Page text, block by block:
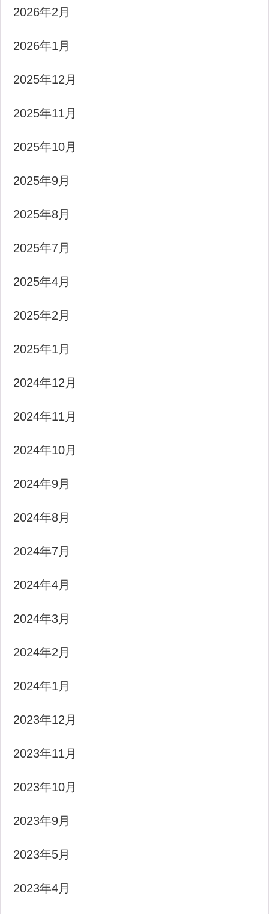
2026年2月
2026年1月
2025年12月
2025年11月
2025年10月
2025年9月
2025年8月
2025年7月
2025年4月
2025年2月
2025年1月
2024年12月
2024年11月
2024年10月
2024年9月
2024年8月
2024年7月
2024年4月
2024年3月
2024年2月
2024年1月
2023年12月
2023年11月
2023年10月
2023年9月
2023年5月
2023年4月